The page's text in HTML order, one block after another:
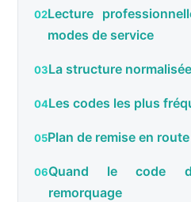
Lecture
modes de service
La structure
Les codes les plus
Plan de remise en
Quand le code
remorquage